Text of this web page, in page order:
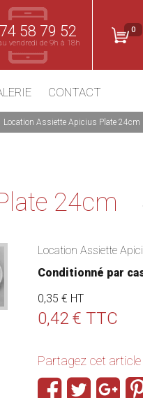
58 79 52
vendredi de 9h à 18h
0
CONTACT
Location Assiette Apicius Plate 24cm
24cm
Location Assiette
Conditionné par
0,35 € HT
0,42 € TTC
Partagez cet article